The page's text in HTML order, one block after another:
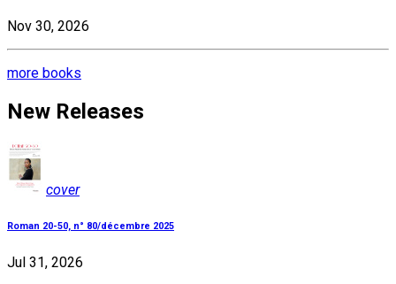
Nov 30, 2026
more books
New Releases
cover
Roman 20-50, n° 80/décembre 2025
Jul 31, 2026